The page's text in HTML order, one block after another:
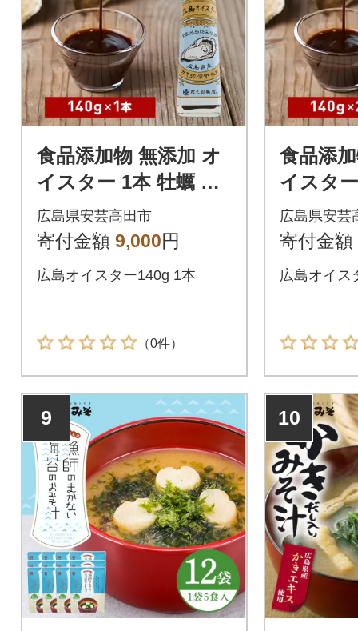
食品添加物 無添加 オ
イスター 1本 牡蠣 調
味料 広島[No5895-057
2]
広島県安芸高田市
寄付金額 9,000円
広島オイスター140g 1本
（0件）
食品添
イスタ
味料 広
3]
広島県安芸
寄付金額
広島オイス
9 10